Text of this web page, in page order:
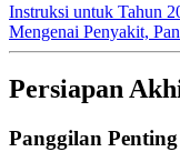
Instruksi untuk Tahun
Mengenai Penyakit,
Persiapan
Panggilan